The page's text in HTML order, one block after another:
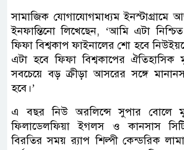
সামাজিক যোগাযোগমাধ্যম ইনস্টাগ্রামে
ইনফান্তিনো লিখেছেন, ‘আমি এটা
ফিফা বিশ্বকাপ ফাইনালের শো হবে
এটা হবে ফিফা বিশ্বকাপের ঐতিহাসিক
সবচেয়ে বড় ক্রীড়া আসরের সঙ্গে
হবে।’
এ বছর নিউ অরলিন্সে সুপার বোলে
ফিলাডেলফিয়া ইগলস ও কানসাস
বিরতির সময় র‍্যাপ শিল্পী কেন্ডরিক